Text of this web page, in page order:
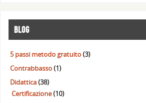
BLOG
5 passi metodo gratuito(3)
Contrabbasso(1)
Didattica(38)
Certificazione(10)